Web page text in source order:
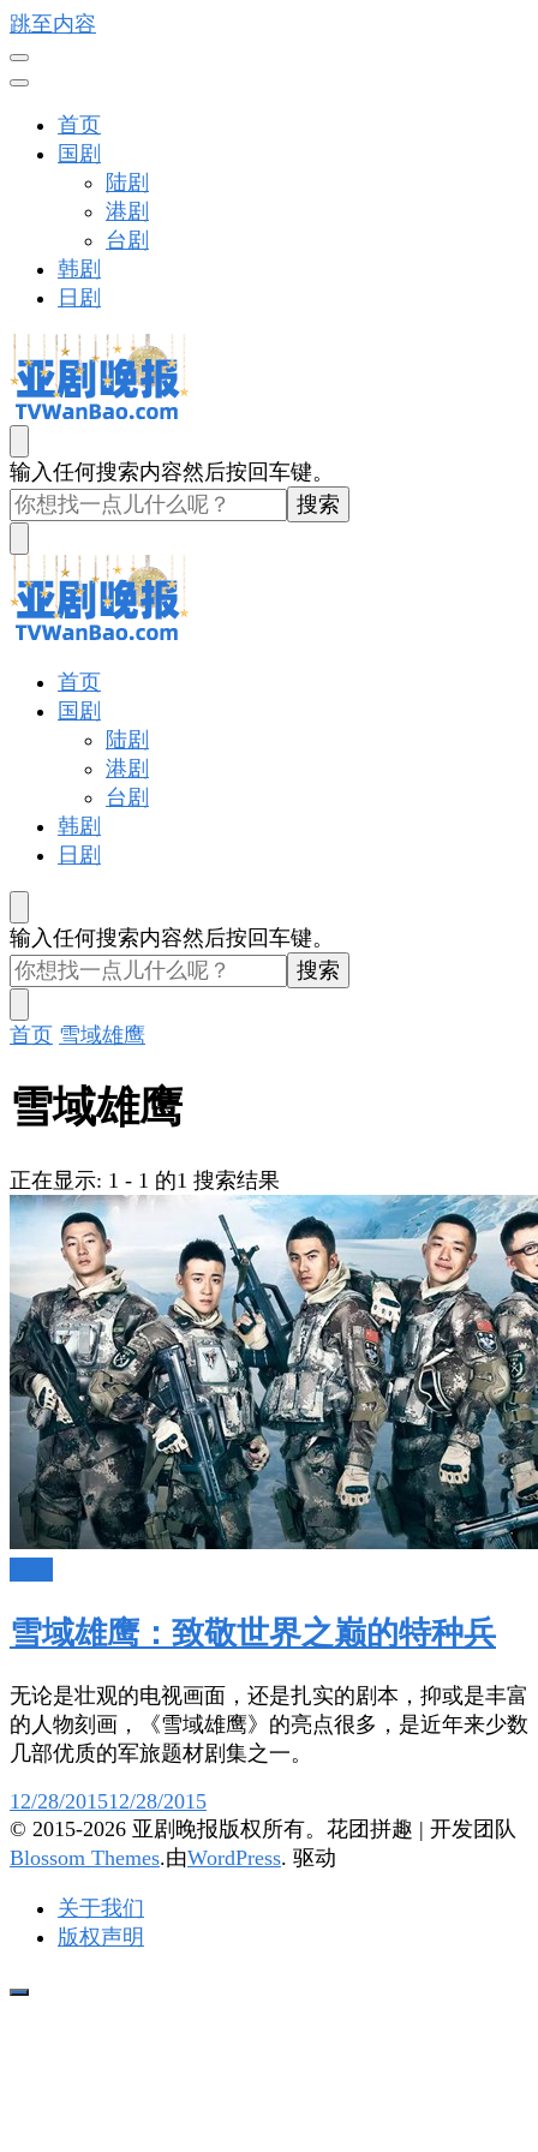
跳至内容
首页
国剧
陆剧
港剧
台剧
韩剧
日剧
亚剧晚报
戏里戏外看亚洲
找
什
么
东
西
吗?
输入任何搜索内容然后按回车键。
亚剧晚报
戏里戏外看亚洲
首页
国剧
陆剧
港剧
台剧
韩剧
日剧
找
什
么
东
西
吗?
输入任何搜索内容然后按回车键。
首页 雪域雄鹰
雪域雄鹰
正在显示: 1 - 1 的1 搜索结果
雪域雄鹰：致敬世界之巅的特种兵
无论是壮观的电视画面，还是扎实的剧本，抑或是丰富
的人物刻画，《雪域雄鹰》的亮点很多，是近年来少数
几部优质的军旅题材剧集之一。
12/28/201512/28/2015
© 2015-2026 亚剧晚报版权所有。 花团拼趣 | 开发团队
Blossom Themes.由WordPress. 驱动
关于我们
版权声明